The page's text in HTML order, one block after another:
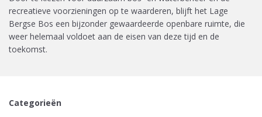
recreatieve voorzieningen op te waarderen, blijft het Lage
Bergse Bos een bijzonder gewaardeerde openbare ruimte, die
weer helemaal voldoet aan de eisen van deze tijd en de
toekomst.
Categorieën